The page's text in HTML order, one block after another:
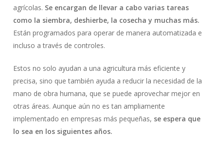
agrícolas. Se encargan de llevar a cabo varias tareas
como la siembra, deshierbe, la cosecha y muchas más.
Están programados para operar de manera automatizada e
incluso a través de controles.
Estos no solo ayudan a una agricultura más eficiente y
precisa, sino que también ayuda a reducir la necesidad de la
mano de obra humana, que se puede aprovechar mejor en
otras áreas. Aunque aún no es tan ampliamente
implementado en empresas más pequeñas, se espera que
lo sea en los siguientes años.